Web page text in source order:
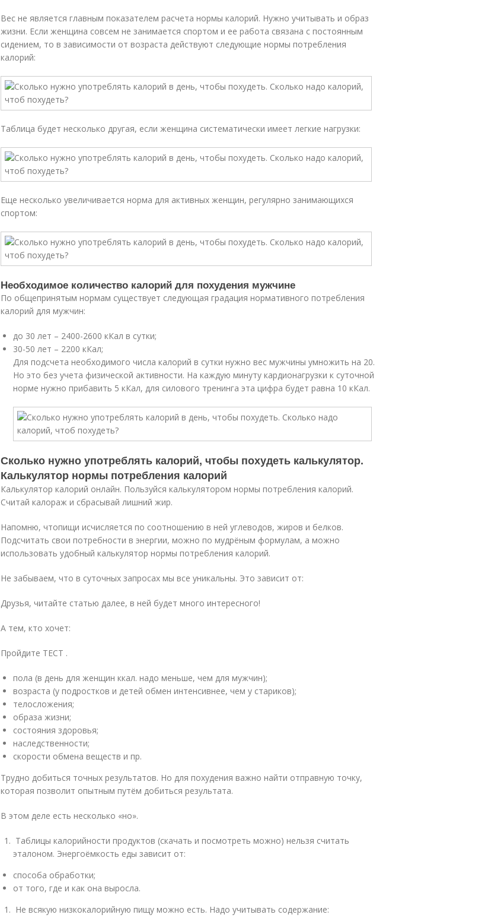
Вес не является главным показателем расчета нормы калорий. Нужно учитывать и образ
жизни. Если женщина совсем не занимается спортом и ее работа связана с постоянным
сидением, то в зависимости от возраста действуют следующие нормы потребления
калорий:
Таблица будет несколько другая, если женщина систематически имеет легкие нагрузки:
Еще несколько увеличивается норма для активных женщин, регулярно занимающихся
спортом:
Необходимое количество калорий для похудения мужчине
По общепринятым нормам существует следующая градация нормативного потребления
калорий для мужчин:
до 30 лет – 2400-2600 кКал в сутки;
30-50 лет – 2200 кКал;
Для подсчета необходимого числа калорий в сутки нужно вес мужчины умножить на 20.
Но это без учета физической активности. На каждую минуту кардионагрузки к суточной
норме нужно прибавить 5 кКал, для силового тренинга эта цифра будет равна 10 кКал.
Сколько нужно употреблять калорий, чтобы похудеть калькулятор.
Калькулятор нормы потребления калорий
Калькулятор калорий онлайн. Пользуйся калькулятором нормы потребления калорий.
Считай калораж и сбрасывай лишний жир.
Напомню, чтопищи исчисляется по соотношению в ней углеводов, жиров и белков.
Подсчитать свои потребности в энергии, можно по мудрёным формулам, а можно
использовать удобный калькулятор нормы потребления калорий.
Не забываем, что в суточных запросах мы все уникальны. Это зависит от:
Друзья, читайте статью далее, в ней будет много интересного!
А тем, кто хочет:
Пройдите ТЕСТ .
пола (в день для женщин ккал. надо меньше, чем для мужчин);
возраста (у подростков и детей обмен интенсивнее, чем у стариков);
телосложения;
образа жизни;
состояния здоровья;
наследственности;
скорости обмена веществ и пр.
Трудно добиться точных результатов. Но для похудения важно найти отправную точку,
которая позволит опытным путём добиться результата.
В этом деле есть несколько «но».
Таблицы калорийности продуктов (скачать и посмотреть можно) нельзя считать
эталоном. Энергоёмкость еды зависит от:
способа обработки;
от того, где и как она выросла.
Не всякую низкокалорийную пищу можно есть. Надо учитывать содержание: